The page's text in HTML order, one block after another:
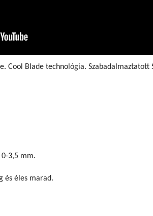
Cool Blade technológia.
0-3,5 mm.
és éles marad.